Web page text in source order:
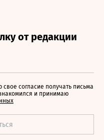
согласие получать письма
и принимаю